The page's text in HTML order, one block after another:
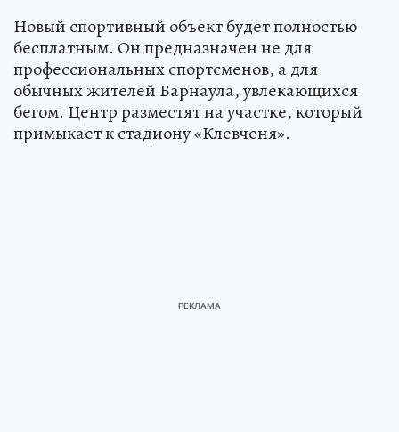
Новый спортивный объект будет полностью
бесплатным. Он предназначен не для
профессиональных спортсменов, а для
обычных жителей Барнаула, увлекающихся
бегом. Центр разместят на участке, который
примыкает к стадиону «Клевченя».